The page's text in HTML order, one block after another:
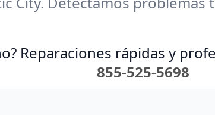
Reparaciones rápidas y
855-525-5698